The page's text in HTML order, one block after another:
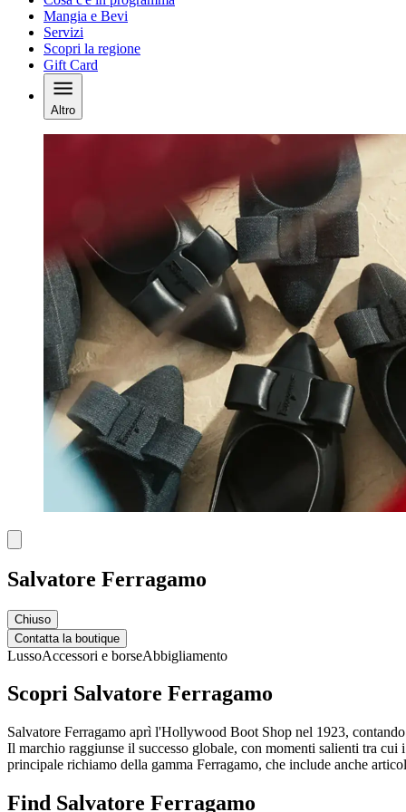
Mangia e Bevi
Servizi
Scopri la regione
Gift Card
Altro
Salvatore Ferragamo
Chiuso
Contatta la boutique
LussoAccessori e borseAbbigliamento
Scopri Salvatore Ferragamo
Salvatore Ferragamo aprì l'Hollywood Boot Shop nel 1923,
Il marchio raggiunse il successo globale, con momenti salienti tra
principale richiamo della gamma Ferragamo, che include anche
Find Salvatore Ferragamo